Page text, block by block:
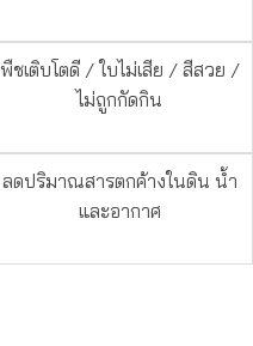
พืชเติบโตดี / ใบไม่เสีย / สีสวย /
ไม่ถูกกัดกิน
ลดปริมาณสารตกค้างในดิน น้ำ
และอากาศ